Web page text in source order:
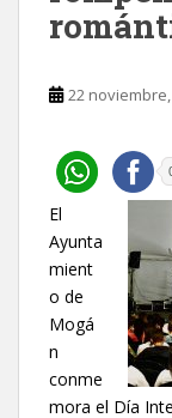
22
El
Ayunta
mient
o de
Mogá
n
conme
mora el Día